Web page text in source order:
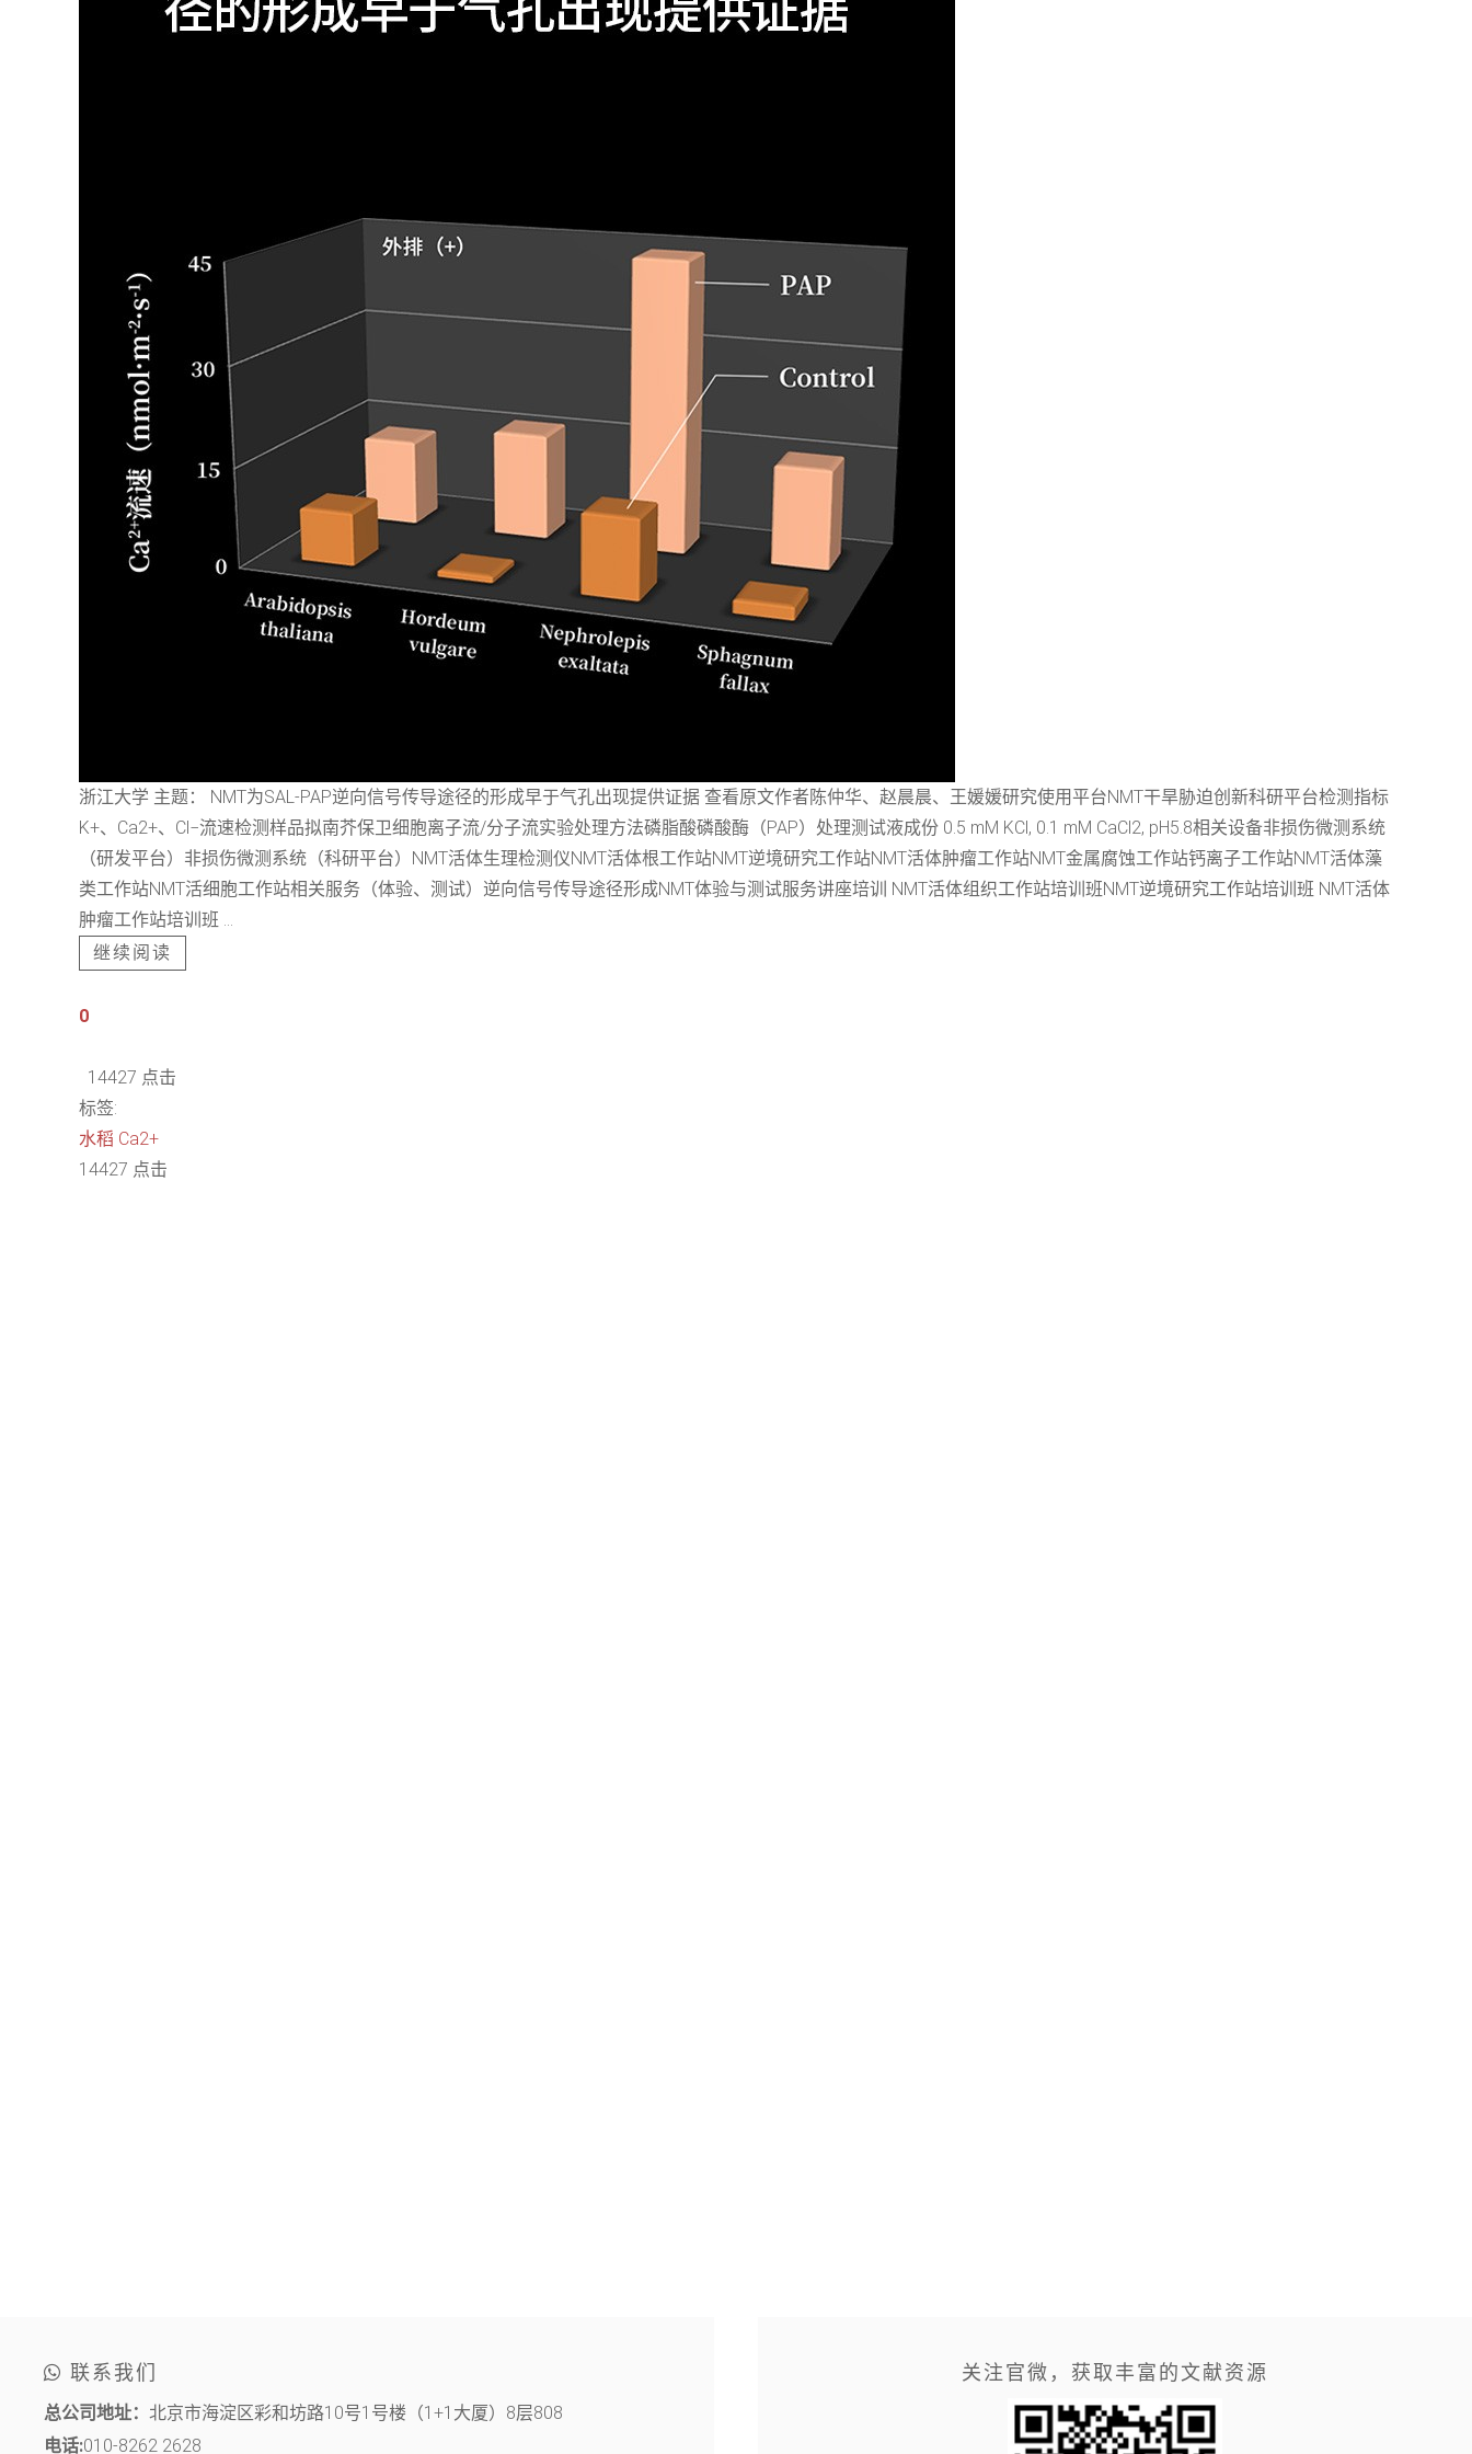
浙江大学 主题： NMT为SAL-PAP逆向信号传导途径的形成早于气孔出现提供证据 查看原文作者陈仲华、赵晨晨、王媛媛研究使用平台NMT干旱胁迫创新科研平台检测指标
K+、Ca2+、Cl−流速检测样品拟南芥保卫细胞离子流/分子流实验处理方法磷脂酸磷酸酶（PAP）处理测试液成份 0.5 mM KCl, 0.1 mM CaCl2, pH5.8相关设备非损伤微测系统
（研发平台）非损伤微测系统（科研平台）NMT活体生理检测仪NMT活体根工作站NMT逆境研究工作站NMT活体肿瘤工作站NMT金属腐蚀工作站钙离子工作站NMT活体藻
类工作站NMT活细胞工作站相关服务（体验、测试）逆向信号传导途径形成NMT体验与测试服务讲座培训 NMT活体组织工作站培训班NMT逆境研究工作站培训班 NMT活体
肿瘤工作站培训班 ...
继续阅读
0
14427 点击
标签:
水稻 Ca2+
14427 点击
联系我们
总公司地址： 北京市海淀区彩和坊路10号1号楼（1+1大厦）8层808
电话:010-8262 2628
关注官微，获取丰富的文献资源